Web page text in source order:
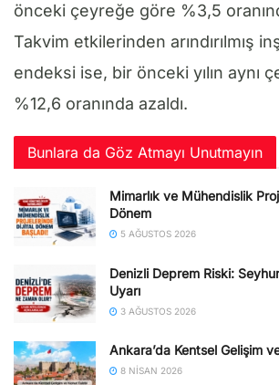
önceki çeyreğe göre %3,5
Takvim etkilerinden arındırılmış
endeksi ise, bir önceki yılın aynı
%12,6 oranında azaldı.
Bunlara da Göz Atmayı Unutmayın
Mimarlık ve Mühendislik
Dönem
5 AĞUSTOS 2026
Denizli Deprem Riski:
Uyarı
3 AĞUSTOS 2026
Ankara’da Kentsel Gelişim
8 NISAN 2026